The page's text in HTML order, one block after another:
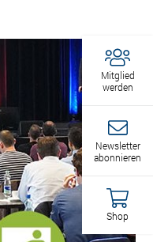
Mitglied
werden
Newsletter
abonnieren
Shop